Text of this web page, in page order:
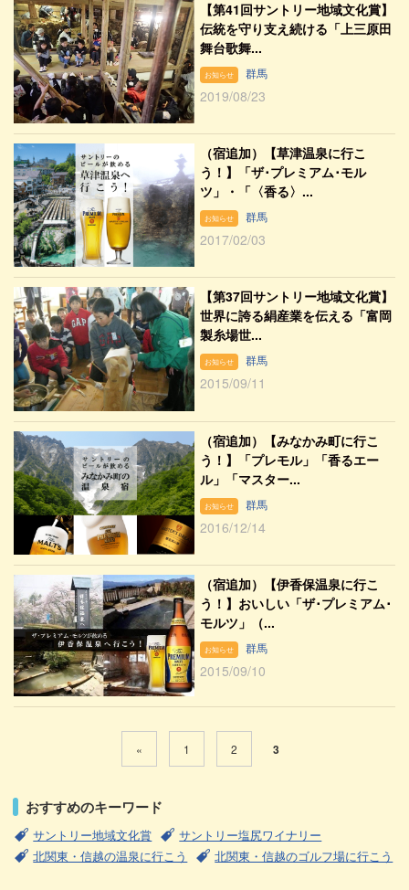
【第41回サントリー地域文化賞】
伝統を守り支え続ける「上三原田
舞台歌舞...
お知らせ 群馬
2019/08/23
（宿追加）【草津温泉に行こ
う！】「ザ･プレミアム･モル
ツ」・「〈香る〉...
お知らせ 群馬
2017/02/03
【第37回サントリー地域文化賞】
世界に誇る絹産業を伝える「富岡
製糸場世...
お知らせ 群馬
2015/09/11
（宿追加）【みなかみ町に行こ
う！】「プレモル」「香るエー
ル」「マスター...
お知らせ 群馬
2016/12/14
（宿追加）【伊香保温泉に行こ
う！】おいしい「ザ･プレミアム･
モルツ」（...
お知らせ 群馬
2015/09/10
« 1 2 3
おすすめのキーワード
サントリー地域文化賞
サントリー塩尻ワイナリー
北関東・信越の温泉に行こう
北関東・信越のゴルフ場に行こう